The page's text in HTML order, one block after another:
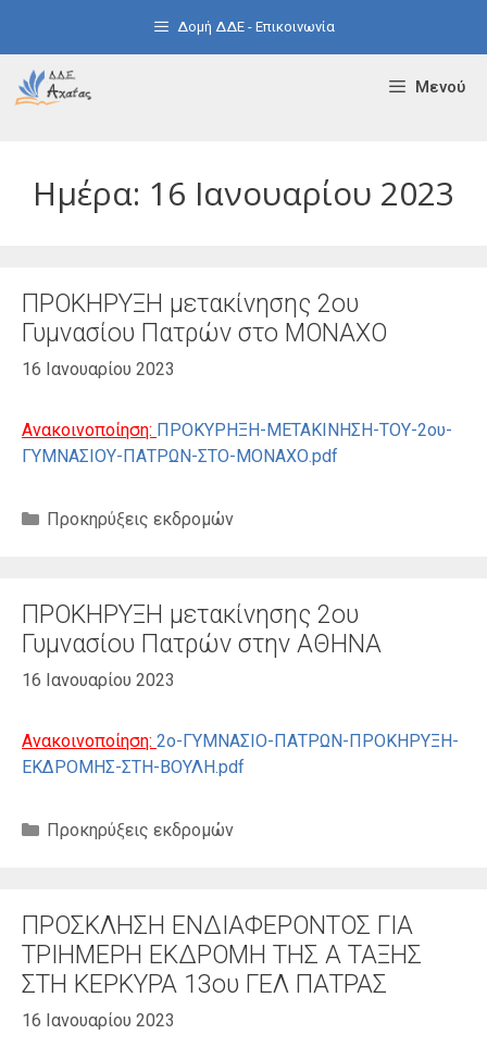
Δομή ΔΔΕ - Επικοινωνία
Μενού
Ημέρα: 16 Ιανουαρίου 2023
ΠΡΟΚΗΡΥΞΗ μετακίνησης 2ου
Γυμνασίου Πατρών στο ΜΟΝΑΧΟ
16 Ιανουαρίου 2023
Ανακοινοποίηση: ΠΡΟΚΥΡΗΞΗ-ΜΕΤΑΚΙΝΗΣΗ-ΤΟΥ-2ου-
ΓΥΜΝΑΣΙΟΥ-ΠΑΤΡΩΝ-ΣΤΟ-ΜΟΝΑΧΟ.pdf
Κατηγορίες
Προκηρύξεις εκδρομών
ΠΡΟΚΗΡΥΞΗ μετακίνησης 2ου
Γυμνασίου Πατρών στην ΑΘΗΝΑ
16 Ιανουαρίου 2023
Ανακοινοποίηση: 2ο-ΓΥΜΝΑΣΙΟ-ΠΑΤΡΩΝ-ΠΡΟΚΗΡΥΞΗ-
ΕΚΔΡΟΜΗΣ-ΣΤΗ-ΒΟΥΛΗ.pdf
Κατηγορίες
Προκηρύξεις εκδρομών
ΠΡΟΣΚΛΗΣΗ ΕΝΔΙΑΦΕΡΟΝΤΟΣ ΓΙΑ
ΤΡΙΗΜΕΡΗ ΕΚΔΡΟΜΗ ΤΗΣ Α ΤΑΞΗΣ
ΣΤΗ ΚΕΡΚΥΡΑ 13ου ΓΕΛ ΠΑΤΡΑΣ
16 Ιανουαρίου 2023